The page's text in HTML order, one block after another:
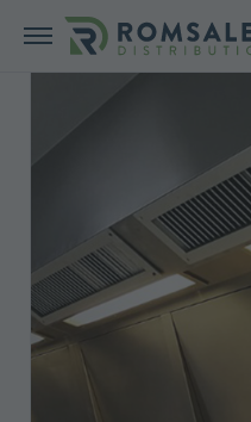
Produse și consultanță
zone comune,
experiență